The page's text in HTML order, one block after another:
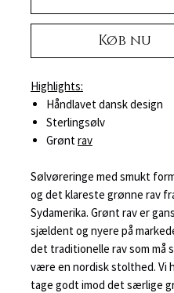
Køb nu
Highlights:
Håndlavet dansk design
Sterlingsølv
Grøntrav
Sølvøreringe med smukt
og det klareste grønne rav
Sydamerika. Grønt rav er
sjældent og nyere på
det traditionelle rav som må
være en nordisk stolthed. Vi
tage godt imod det særlige